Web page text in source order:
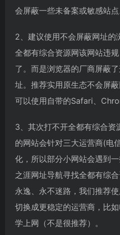
会屏蔽一些未备案或敏感站点
2、建议使用不会屏蔽网址的
全都有综合资源网该网站违
了。而是浏览器的厂商屏蔽
址。推荐实用原生态不会屏
可以使用自带的Safari、
3、其次打不开全都有综合资
的网站会针对三大运营商(电
化，所以部分小网站会遇到
之涯网址导航寻找全都有综
永逸、永不迷路，我们推荐
切换成更稳定的运营商，比
学上网（不是很推荐）。